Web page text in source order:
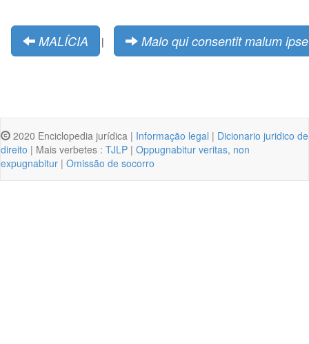
MALÍCIA | Malo qui consentit malum
2020 Enciclopedia jurídica | Informação legal | Dicionario juridico de
direito | Mais verbetes : TJLP | Oppugnabitur veritas, non
expugnabitur | Omissão de socorro